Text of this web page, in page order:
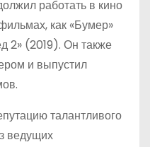
работать в кино
как «Бумер»
2» (2019). Он также
и выпустил
талантливого
ведущих